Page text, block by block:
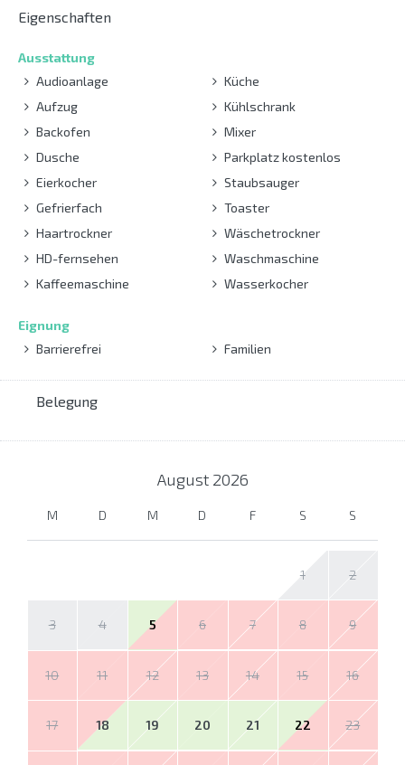
Eigenschaften
Ausstattung
Audioanlage
Aufzug
Backofen
Dusche
Eierkocher
Gefrierfach
Haartrockner
HD-fernsehen
Kaffeemaschine
Küche
Kühlschrank
Mixer
Parkplatz kostenlos
Staubsauger
Toaster
Wäschetrockner
Waschmaschine
Wasserkocher
Eignung
Barrierefrei
Familien
Belegung
August 2026
M D M D F S S
1 2
3 4 5 6 7 8 9
10 11 12 13 14 15 16
17 18 19 20 21 22 23